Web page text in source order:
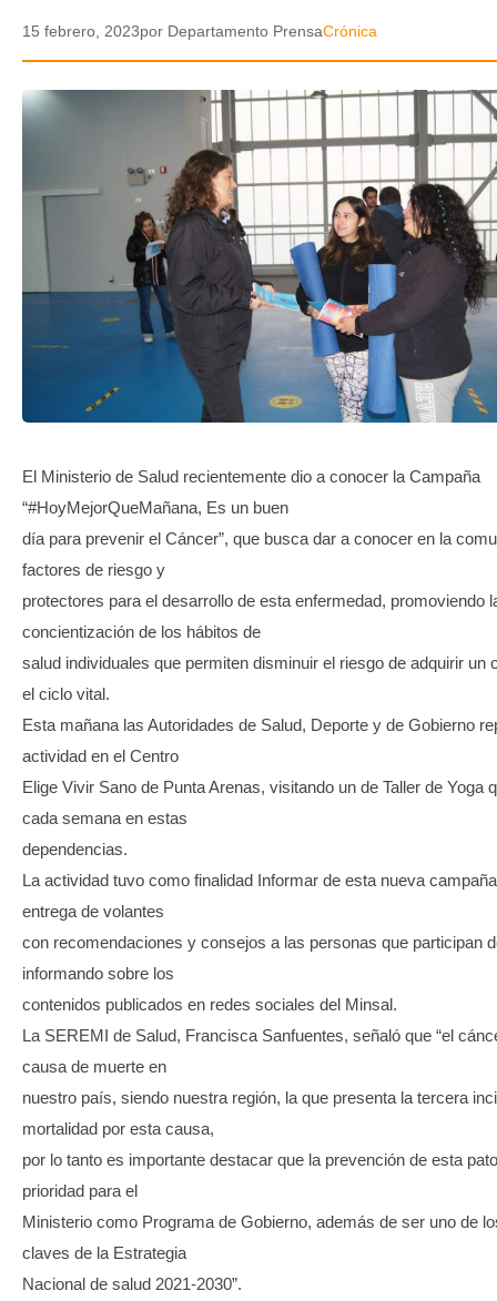
GALERIA DE FOTOS
APP MÓVIL
TRANSPARENCIA
15 febrero, 2023por Departamento PrensaCrónica
El Ministerio de Salud recientemente dio a conocer la Campaña
“#HoyMejorQueMañana, Es un buen
día para prevenir el Cáncer”, que busca dar a conocer en la
factores de riesgo y
protectores para el desarrollo de esta enfermedad, promoviendo
concientización de los hábitos de
salud individuales que permiten disminuir el riesgo de adquirir un
el ciclo vital.
Esta mañana las Autoridades de Salud, Deporte y de Gobierno
actividad en el Centro
Elige Vivir Sano de Punta Arenas, visitando un de Taller de Yoga
cada semana en estas
dependencias.
La actividad tuvo como finalidad Informar de esta nueva
entrega de volantes
con recomendaciones y consejos a las personas que participan
informando sobre los
contenidos publicados en redes sociales del Minsal.
La SEREMI de Salud, Francisca Sanfuentes, señaló que “el
causa de muerte en
nuestro país, siendo nuestra región, la que presenta la tercera
mortalidad por esta causa,
por lo tanto es importante destacar que la prevención de esta
prioridad para el
Ministerio como Programa de Gobierno, además de ser uno de
claves de la Estrategia
Nacional de salud 2021-2030”.